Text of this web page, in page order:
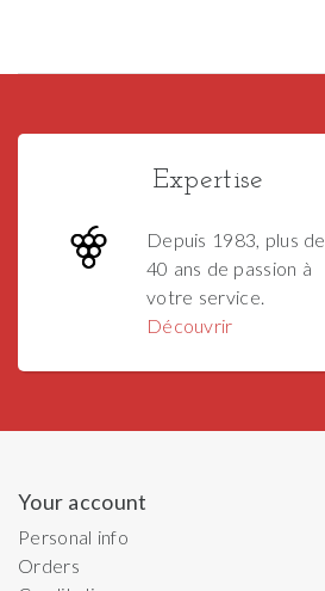
Expertise
Depuis 1983, plus de
40 ans de passion à
votre service.
Découvrir
Your account
Personal info
Orders